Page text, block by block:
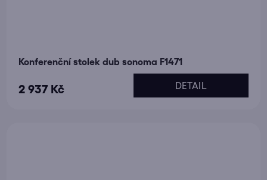
Konferenční stolek dub sonoma F1471
2 937 Kč DETAIL